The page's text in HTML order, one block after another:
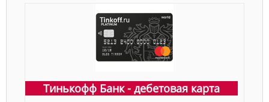
Тинькофф Банк - дебетовая карта